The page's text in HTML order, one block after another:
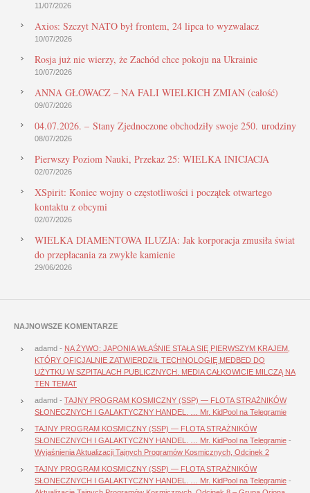
11/07/2026
Axios: Szczyt NATO był frontem, 24 lipca to wyzwalacz
10/07/2026
Rosja już nie wierzy, że Zachód chce pokoju na Ukrainie
10/07/2026
ANNA GŁOWACZ – NA FALI WIELKICH ZMIAN (całość)
09/07/2026
04.07.2026. – Stany Zjednoczone obchodziły swoje 250. urodziny
08/07/2026
Pierwszy Poziom Nauki, Przekaz 25: WIELKA INICJACJA
02/07/2026
XSpirit: Koniec wojny o częstotliwości i początek otwartego
kontaktu z obcymi
02/07/2026
WIELKA DIAMENTOWA ILUZJA: Jak korporacja zmusiła świat
do przepłacania za zwykłe kamienie
29/06/2026
NAJNOWSZE KOMENTARZE
adamd - NA ŻYWO: JAPONIA WŁAŚNIE STAŁA SIĘ PIERWSZYM KRAJEM,
KTÓRY OFICJALNIE ZATWIERDZIŁ TECHNOLOGIĘ MEDBED DO
UŻYTKU W SZPITALACH PUBLICZNYCH. MEDIA CAŁKOWICIE MILCZĄ NA
TEN TEMAT
adamd - TAJNY PROGRAM KOSMICZNY (SSP) — FLOTA STRAŻNIKÓW
SŁONECZNYCH I GALAKTYCZNY HANDEL. … Mr. KidPool na Telegramie
TAJNY PROGRAM KOSMICZNY (SSP) — FLOTA STRAŻNIKÓW
SŁONECZNYCH I GALAKTYCZNY HANDEL. … Mr. KidPool na Telegramie -
Wyjaśnienia Aktualizacji Tajnych Programów Kosmicznych, Odcinek 2
TAJNY PROGRAM KOSMICZNY (SSP) — FLOTA STRAŻNIKÓW
SŁONECZNYCH I GALAKTYCZNY HANDEL. … Mr. KidPool na Telegramie -